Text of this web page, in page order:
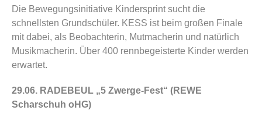
Die Bewegungsinitiative Kindersprintsucht die
schnellsten Grundschüler. KESS ist beim großen Finale
mit dabei, als Beobachterin, Mutmacherin und natürlich
Musikmacherin. Über 400 rennbegeisterte Kinder werden
erwartet.
29.06. RADEBEUL „5 Zwerge-Fest“ (REWE
Scharschuh oHG)